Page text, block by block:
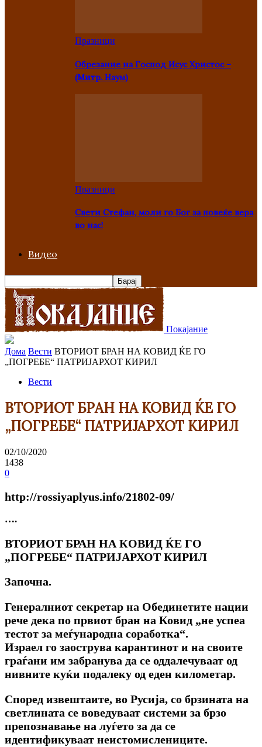
Празници
Oбрезание на Господ Исус Христос –
(Митр. Наум)
Празници
Свети Стефан, моли го Бог за повеќе вера
во нас!
Видео
Покајание
Дома Вести ВТОРИОТ БРАН НА КОВИД ЌЕ ГО
„ПОГРЕБЕ“ ПАТРИЈАРХОТ КИРИЛ
Вести
ВТОРИОТ БРАН НА КОВИД ЌЕ ГО
„ПОГРЕБЕ“ ПАТРИЈАРХОТ КИРИЛ
02/10/2020
1438
0
http://rossiyaplyus.info/21802-09/
….
ВТОРИОТ БРАН НА КОВИД ЌЕ ГО
„ПОГРЕБЕ“ ПАТРИЈАРХОТ КИРИЛ
Започна.
Генералниот секретар на Обединетите нации
рече дека по првиот бран на Ковид „не успеа
тестот за меѓународна соработка“.
Израел го заострува карантинот и на своите
граѓани им забранува да се оддалечуваат од
нивните куќи подалеку од еден километар.
Според извештаите, во Русија, со брзината на
светлината се воведуваат системи за брзо
препознавање на луѓето за да се
идентификуваат неистомислениците.